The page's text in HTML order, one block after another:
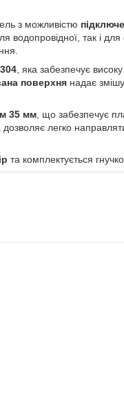
з можливістю
водопровідної, так і
, яка забезпечує високу
поверхня надає
35 мм , що забезпечує
легко
та комплектується